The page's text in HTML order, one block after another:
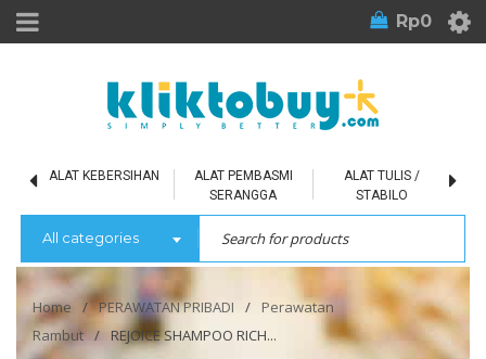
Rp0
ALAT KEBERSIHAN
ALAT PEMBASMI
SERANGGA
ALAT TULIS /
STABILO
All categories
Home / PERAWATAN PRIBADI / Perawatan
Rambut / REJOICE SHAMPOO RICH...